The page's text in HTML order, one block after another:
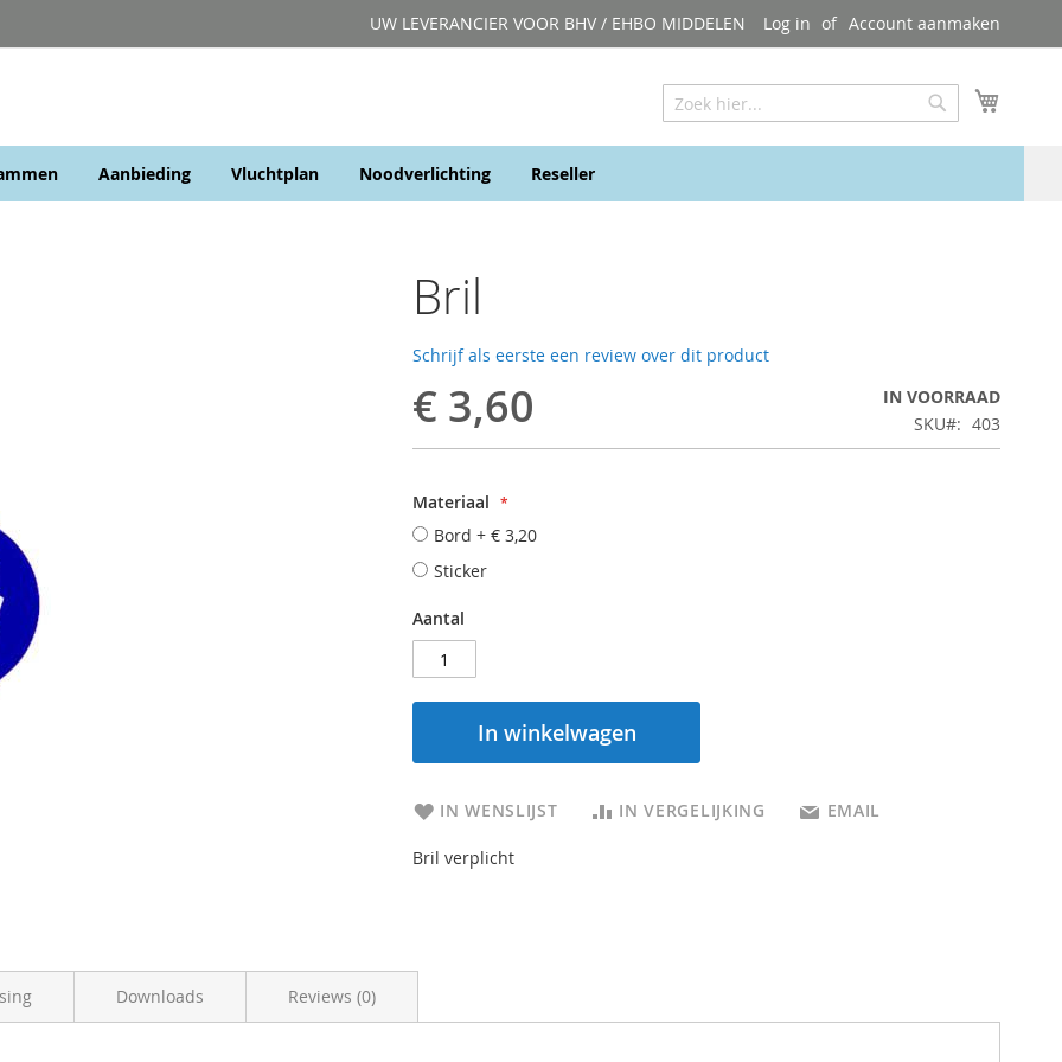
UW LEVERANCIER VOOR BHV / EHBO MIDDELEN Log in Account aanmaken
Zoeken
Aanbieding Vluchtplan Noodverlichting Reseller
Bril
Schrijf als eerste een review over dit product
€ 3,60
IN VOORRAAD
SKU
403
Materiaal
Bord + € 3,20
Sticker
Aantal
In winkelwagen
IN WENSLIJST IN VERGELIJKING EMAIL
Bril verplicht
Downloads Reviews (0)